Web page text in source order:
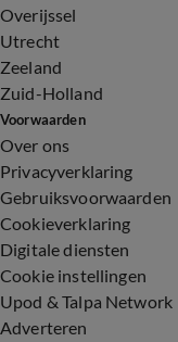
Overijssel
Utrecht
Zeeland
Zuid-Holland
Voorwaarden
Over ons
Privacyverklaring
Gebruiksvoorwaarden
Cookieverklaring
Digitale diensten
Cookie instellingen
Upod & Talpa Network
Adverteren